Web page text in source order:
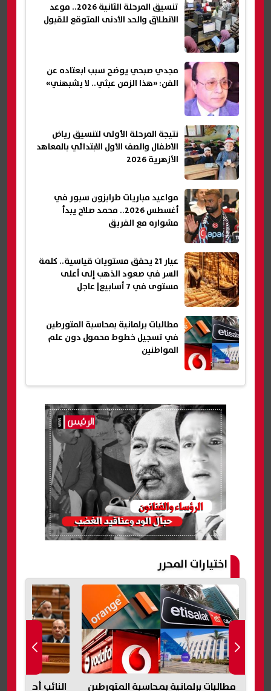
تنسيق المرحلة الثانية 2026.. موعد
الانطلاق والحد الأدنى المتوقع للقبول
مجدي صبحي يوضح سبب ابعتاده عن
الفن: «هذا الزمن عبثي.. لا يشبهني»
نتيجة المرحلة الأولى لتنسيق رياض
الأطفال والصف الأول الابتدائي بالمعاهد
الأزهرية 2026
مواعيد مباريات طرابزون سبور في
أغسطس 2026.. محمد صلاح يبدأ
مشواره مع الفريق
عيار 21 يحقق مستويات قياسية.. كلمة
السر في صعود الذهب إلى أعلى
مستوى في 7 أسابيع| عاجل
مطالبات برلمانية بمحاسبة المتورطين
في تسجيل خطوط محمول دون علم
المواطنين
اختيارات المحرر
مطالبات برلمانية بمحاسبة المتورطين
النائب أحمد